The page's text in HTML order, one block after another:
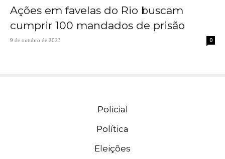
Ações em favelas do Rio buscam
cumprir 100 mandados de prisão
9 de outubro de 2023 0
Policial
Política
Eleições